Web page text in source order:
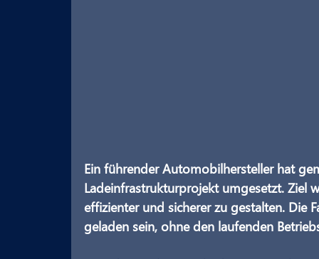
Ein führender Automobilhersteller hat
Ladeinfrastrukturprojekt umgesetzt. Ziel
effizienter und sicherer zu gestalten. Die
geladen sein, ohne den laufenden